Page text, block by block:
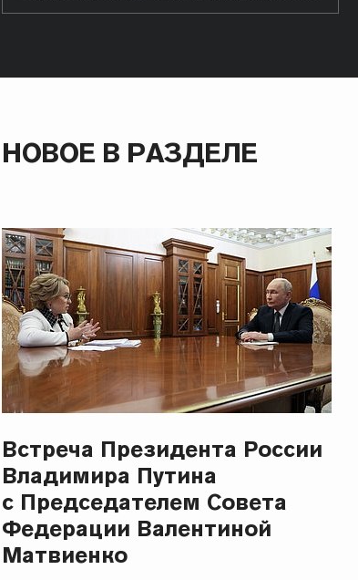
НОВОЕ В РАЗДЕЛЕ
Встреча Президента России
Владимира Путина
с Председателем Совета
Федерации Валентиной
Матвиенко